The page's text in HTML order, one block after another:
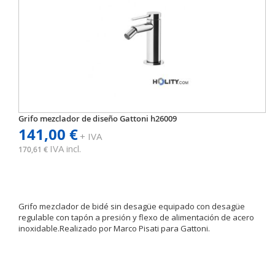
Grifo mezclador de diseño Gattoni h26009
141,00 €+ IVA
170,61 € IVA incl.
Grifo mezclador de bidé sin desagüe equipado con desagüe
regulable con tapón a presión y flexo de alimentación de acero
inoxidable.Realizado por Marco Pisati para Gattoni.